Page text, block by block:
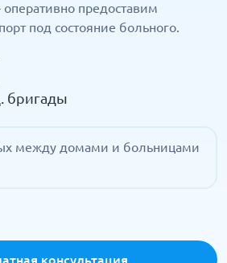
предоставим
под состояние больного.
бригады
между домами и больницами
консультация